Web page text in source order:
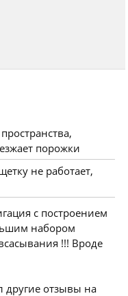
порожки
не работает,
с построением
набором
!!! Вроде
другие отзывы на